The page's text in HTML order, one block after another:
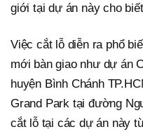
giới tại dự án này cho
Việc cắt lỗ diễn ra phổ
mới bàn giao như dự án
huyện Bình Chánh
Grand Park tại đường
cắt lỗ tại các dự án này